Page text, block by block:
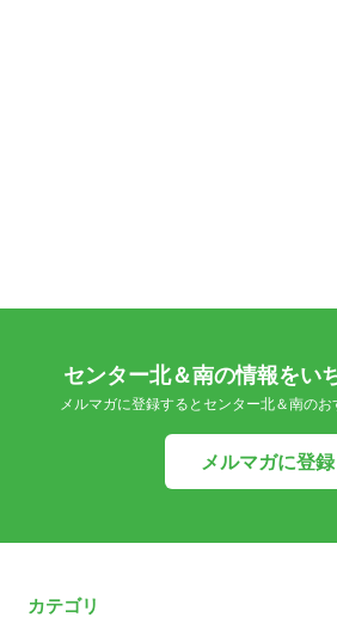
センター北＆南の情報をい
メルマガに登録するとセンター北＆南の
メルマガに登録
カテゴリ